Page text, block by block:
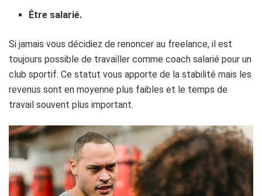
Être salarié.
Si jamais vous décidiez de renoncer au freelance, il est
toujours possible de travailler comme coach salarié pour un
club sportif. Ce statut vous apporte de la stabilité mais les
revenus sont en moyenne plus faibles et le temps de
travail souvent plus important.